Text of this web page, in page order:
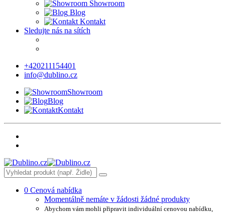
Showroom
Blog
Kontakt
Sledujte nás na sítích
+420211154401
info@dublino.cz
Showroom
Blog
Kontakt
0 Cenová nabídka
Momentálně nemáte v žádosti žádné produkty
Abychom vám mohli připravit individuální cenovou nabídku,